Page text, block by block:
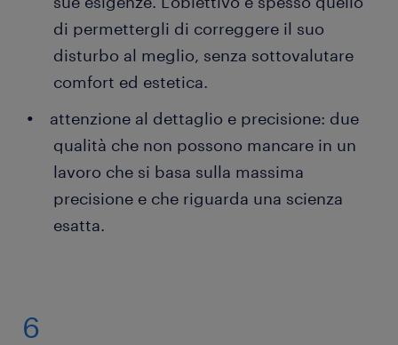
di permettergli di correggere il suo
disturbo al meglio, senza sottovalutare
comfort ed estetica.
attenzione al dettaglio e precisione: due
qualità che non possono mancare in un
lavoro che si basa sulla massima
precisione e che riguarda una scienza
esatta.
6